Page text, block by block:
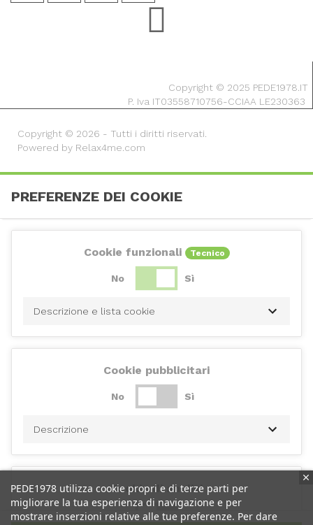
Copyright © 2025 PEDE1978.IT
P. Iva IT03558710756-CCIAA LE230363
Copyright © 2026 - Tutti i diritti riservati.
Powered by Relax4me.com
PEDE1978 utilizza cookie propri e di terze parti per
migliorare la tua esperienza di navigazione e per
mostrare inserzioni relative alle tue preferenze. Per dare
PREFERENZE DEI COOKIE
Cookie funzionali Tecnico
No Sì
Descrizione e lista cookie
Cookie pubblicitari
No Sì
Descrizione
Cookie di analisi
No Sì